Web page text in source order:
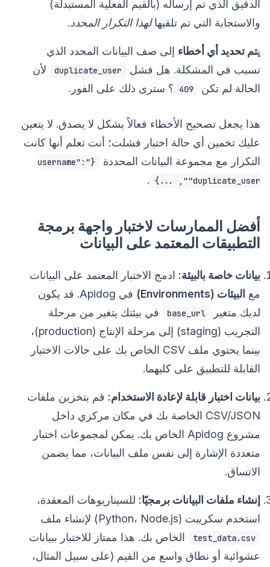
الدقيق الذي تم إرساله (بالقيم الفعلية المستبدلة)
والاستجابة التي تم تلقيهالهذا التكرار المحدد.
يتم تحديد أي أخطاء إلى صف البيانات المحدد الذي
تسبب في المشكلة. هل فشل
duplicate_user
لأن
الحالة لم تكن
409 ؟ سترى ذلك على الفور.
هذا يجعل تصحيح الأخطاء فعالاً بشكل لا يصدق. لا يتعين
عليك تخمين أي حالة اختبار فشلت؛ أنت تعلم أنها كانت
التكرار مع مجموعة البيانات المحددة
{"username":
"duplicate_user", ...}
.
أفضل الممارسات لاختبار واجهة برمجة
التطبيقات المعتمد على البيانات
بيانات خاصة بالبيئة: ادمج الاختبار المعتمد على البيانات
مع البيئات (Environments)
في Apidog. قد يكون
لديك متغير
base_url
في بيئتك يتغير من مرحلة
التجريب (staging) إلى مرحلة الإنتاج (production)،
بينما يحتوي ملف CSV الخاص بك على حالات الاختبار
القابلة للتطبيق على كليهما.
بيانات اختبار قابلة لإعادة الاستخدام: قم بتخزين ملفات
CSV/JSON الخاصة بك في مكان مركزي داخل
مشروع Apidog الخاص بك. يمكن لمجموعات اختبار
متعددة الإشارة إلى نفس ملف البيانات، مما يضمن
الاتساق.
إنشاء ملفات البيانات برمجيًا: للسيناريوهات المعقدة،
استخدم سكريبت (Python، Node.js) لإنشاء ملف
test_data.csv
الخاص بك. هذا ممتاز للاختبار ببيانات
عشوائية أو نطاق واسع من القيم (على سبيل المثال،